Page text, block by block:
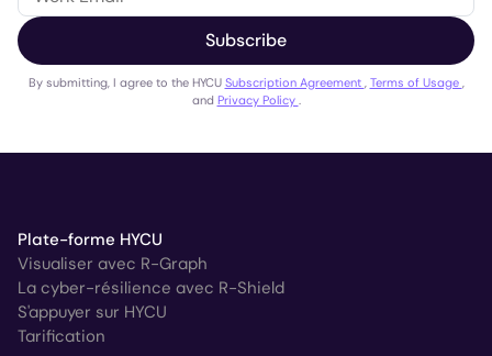
Subscribe
By submitting, I agree to the HYCU Subscription Agreement Terms of Usage
and Privacy Policy
Plate-forme HYCU
Visualiser avec R-Graph
La cyber-résilience avec R-Shield
S'appuyer sur HYCU
Tarification